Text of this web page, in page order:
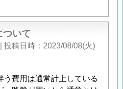
ついて
投稿日時
2023/08/08(火)
う費用は通常計上している